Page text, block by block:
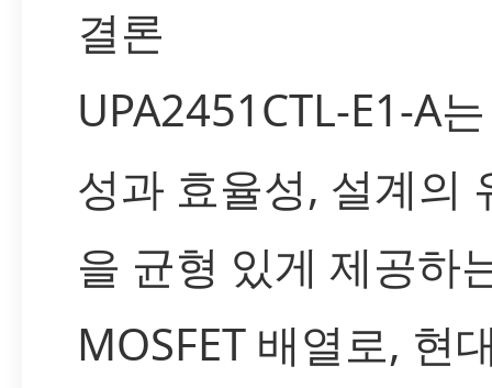
결론
UPA2451CTL-E1-A
성과 효율성, 설계의
을 균형 있게 제공하
MOSFET 배열로, 현